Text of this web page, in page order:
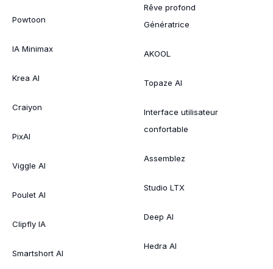
Powtoon
IA Minimax
Krea AI
Craiyon
PixAI
Viggle AI
Poulet AI
Clipfly IA
Smartshort AI
Rêve profond
Génératrice
AKOOL
Topaze AI
Interface utilisateur
confortable
Assemblez
Studio LTX
Deep AI
Hedra AI